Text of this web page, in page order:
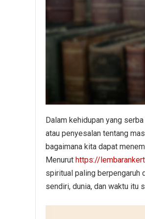
Dalam kehidupan yang
atau penyesalan tentang
bagaimana kita dapat
Menurut https://
spiritual paling berpengaruh
sendiri, dunia, dan waktu itu